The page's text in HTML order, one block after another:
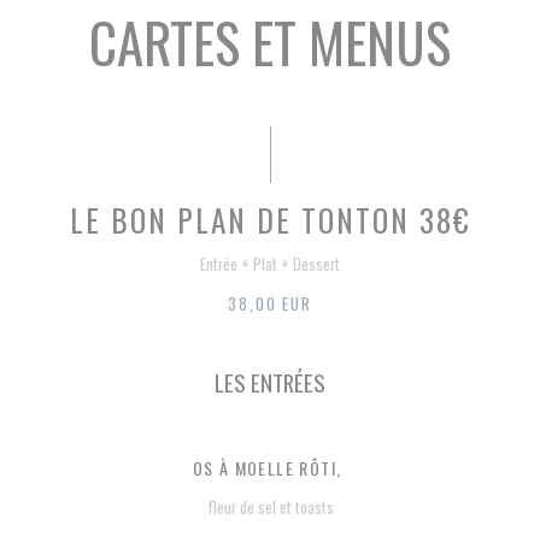
CARTES ET MENUS
LE BON PLAN DE TONTON 38€
Entrée + Plat + Dessert
38,00 EUR
LES ENTRÉES
OS À MOELLE RÔTI,
fleur de sel et toasts